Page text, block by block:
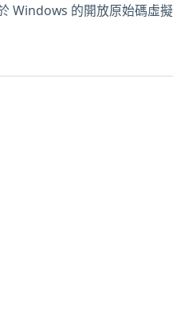
Windows 的開放原始碼虛擬